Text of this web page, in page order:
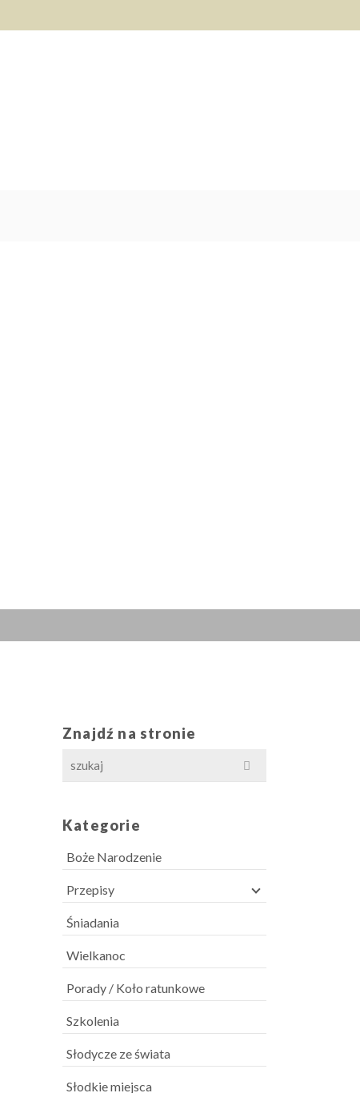
Znajdź na stronie
Search
for:
Kategorie
Boże Narodzenie
Przepisy
Śniadania
Wielkanoc
Porady / Koło ratunkowe
Szkolenia
Słodycze ze świata
Słodkie miejsca